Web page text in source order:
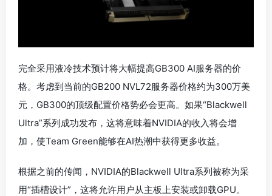
完全采用液冷技术预计将大幅提高GB300 AI服务器的价
格。考虑到当前的GB200 NVL72服务器价格约为300万美
元，GB300的顶级配置价格势必会更高。如果“Blackwell
Ultra”系列成功发布，这将意味着NVIDIA的收入将会增
加，使Team Green能够在AI热潮中获得更多收益。
根据之前的传闻，NVIDIA的Blackwell Ultra系列被称为采
用“插槽设计”，这将允许用户从主板上安装或卸载GPU。